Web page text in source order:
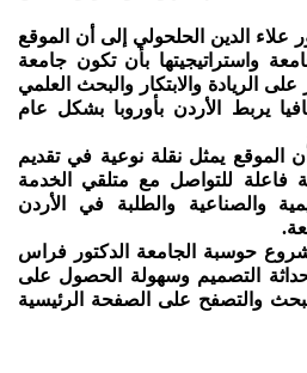
علاء الدين الحلحولي إلى أن الموقع
واستراتيجيتها بأن تكون جامعة
على الريادة والابتكار والبحث العلمي
يربط الأردن بأوروبا بشكل عام
الموقع يمثل نقلة نوعية في تقديم
فاعلة للتواصل مع متلقي الخدمة
والصناعية والطلبة في الأردن
حوسبة الجامعة الدكتور فراس
التصميم وسهولة الحصول على
والتصفح على الصفحة الرئيسية